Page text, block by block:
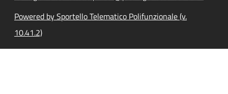
Powered by Sportello Telematico Polifunzionale (v.
10.41.2)